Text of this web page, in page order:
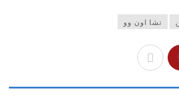
تشا اون وو